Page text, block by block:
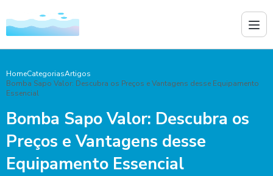
HomeCategoriasArtigos
Bomba Sapo Valor: Descubra os Preços e Vantagens desse Equipamento
Essencial
Bomba Sapo Valor: Descubra os
Preços e Vantagens desse
Equipamento Essencial